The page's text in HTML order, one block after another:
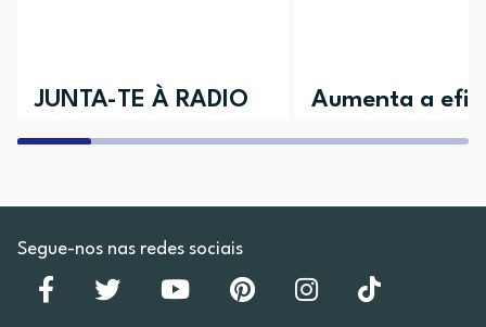
JUNTA-TE À RADIO
POPULAR
Aumenta a
da tua casa
Segue-nos nas redes sociais